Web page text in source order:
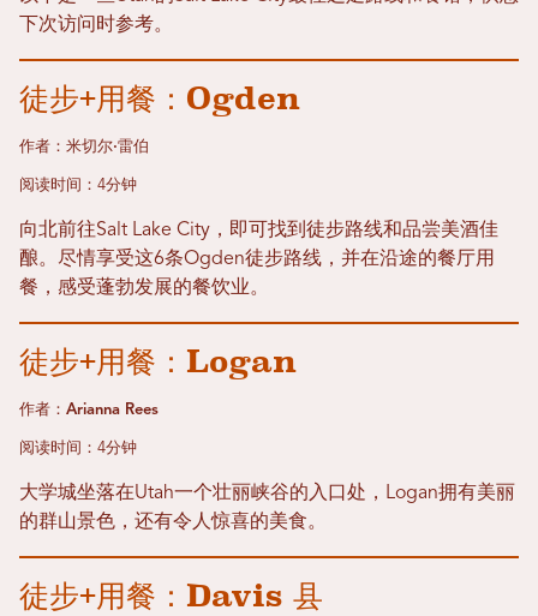
下次访问时参考。
徒步+用餐：Ogden
作者：米切尔·雷伯
阅读时间：4分钟
向北前往Salt Lake City，即可找到徒步路线和品尝美酒佳
酿。尽情享受这6条Ogden徒步路线，并在沿途的餐厅用
餐，感受蓬勃发展的餐饮业。
徒步+用餐：Logan
作者：Arianna Rees
阅读时间：4分钟
大学城坐落在Utah一个壮丽峡谷的入口处，Logan拥有美丽
的群山景色，还有令人惊喜的美食。
徒步+用餐：Davis 县